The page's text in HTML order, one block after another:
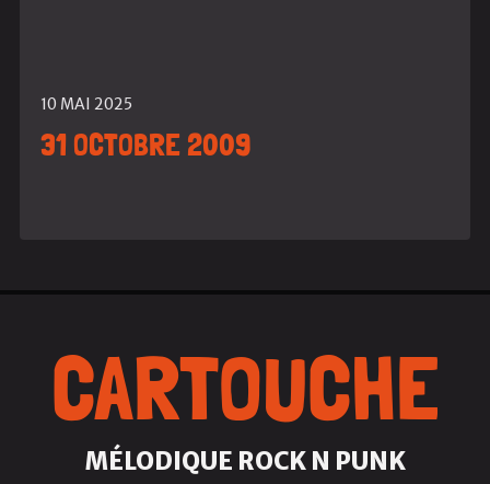
10 MAI 2025
31 OCTOBRE 2009
CARTOUCHE
MÉLODIQUE ROCK N PUNK